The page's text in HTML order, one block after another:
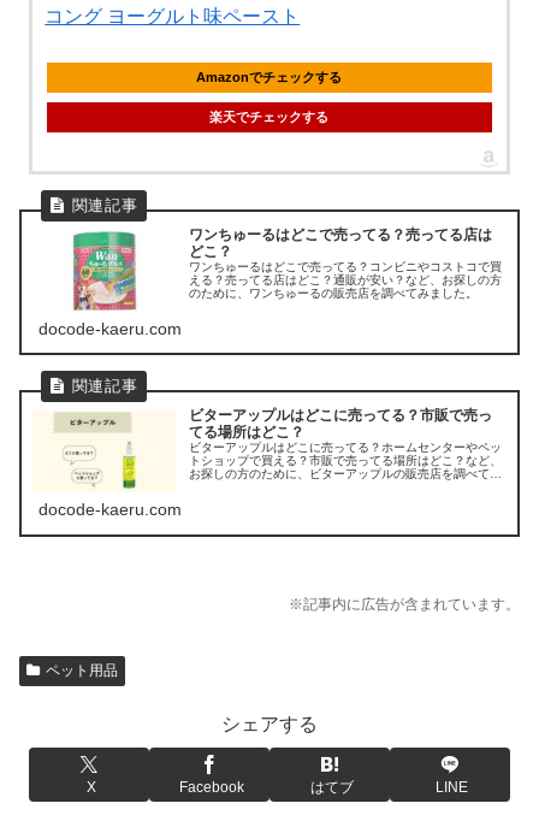
コング ヨーグルト味ペースト
Amazonでチェックする
楽天でチェックする
ワンちゅーるはどこで売ってる？売ってる店は
どこ？
ワンちゅーるはどこで売ってる？コンビニやコストコで買
える？売ってる店はどこ？通販が安い？など、お探しの方
のために、ワンちゅーるの販売店を調べてみました。
docode-kaeru.com
ビターアップルはどこに売ってる？市販で売っ
てる場所はどこ？
ビターアップルはどこに売ってる？ホームセンターやペッ
トショップで買える？市販で売ってる場所はどこ？など、
お探しの方のために、ビターアップルの販売店を調べてみ
docode-kaeru.com
※記事内に広告が含まれています。
ペット用品
シェアする
X Facebook はてブ LINE